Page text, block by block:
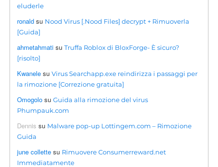
eluderle
ronald su Nood Virus [.Nood Files] decrypt + Rimuoverla
[Guida]
ahmetahmati suTruffa Roblox di BloxForge- È sicuro?
[risolto]
Kwanele suVirus Searchapp.exe reindirizza i passaggi per
la rimozione [Correzione gratuita]
Omogolo suGuida alla rimozione del virus
Phumpauk.com
Dennis su Malware pop-up Lottingem.com – Rimozione
Guida
june collette su Rimuovere Consumerreward.net
Immediatamente